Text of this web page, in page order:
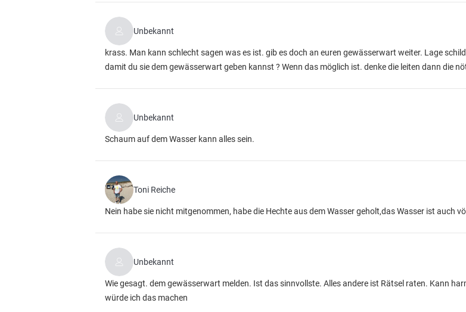
Unbekannt
krass. Man kann schlecht sagen was es ist. gib es doch an euren gewässerwart weiter. Lage
damit du sie dem gewässerwart geben kannst ? Wenn das möglich ist. denke die leiten dann die
Unbekannt
Schaum auf dem Wasser kann alles sein.
Toni Reiche
Nein habe sie nicht mitgenommen, habe die Hechte aus dem Wasser geholt,das Wasser ist auch
Unbekannt
Wie gesagt. dem gewässerwart melden. Ist das sinnvollste. Alles andere ist Rätsel raten. Kann
würde ich das machen